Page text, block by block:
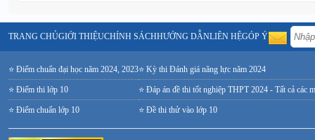
TRANG CHỦGIỚI THIỆUCHÍNH SÁCHHƯỚNG DẪNLIÊN HỆGÓP Ý
⭐ Điểm chuẩn đại học năm 2024, 2023
⭐ Điểm thi lớp 10
⭐ Điểm chuẩn lớp 10
⭐ Kỳ thi Đánh giá năng lực năm 2024
⭐ Đáp án đề thi tốt nghiệp THPT 2024 - Tất cả các
⭐ Đề thi thử vào lớp 10